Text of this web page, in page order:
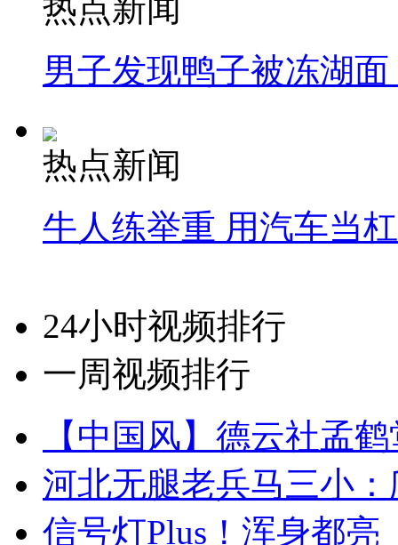
热点新闻
男子发现鸭子被冻湖
热点新闻
牛人练举重 用汽车当
24小时视频排行
一周视频排行
【中国风】德云社孟
河北无腿老兵马三小
信号灯Plus！浑身都亮